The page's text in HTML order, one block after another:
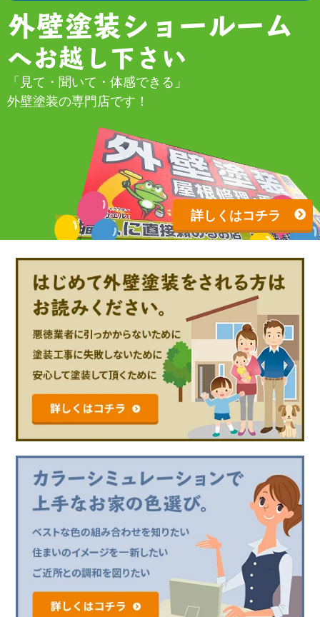
外壁塗装ショールーム
へお越し下さい
「見て・聞いて・体感できる」
外壁塗装の専門店です！
詳しくはコチラ